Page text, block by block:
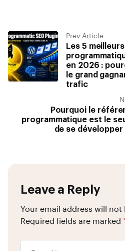
Prev Article
Les 5
en 2026 :
le grand
trafic
Pourquoi le
programmatique est le
de se développer
Leave a Reply
Your email address will not
Required fields are marked